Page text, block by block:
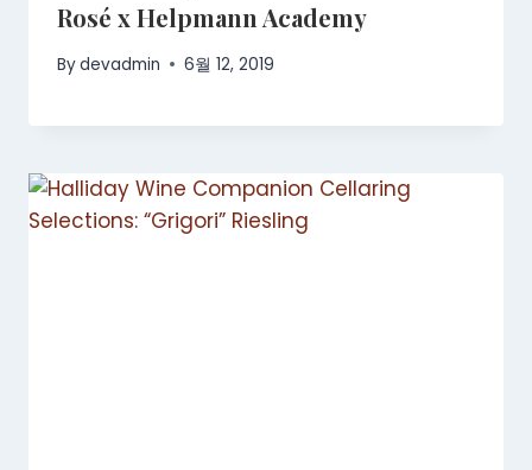
Rosé x Helpmann Academy
Bydevadmin 6월 12, 2019